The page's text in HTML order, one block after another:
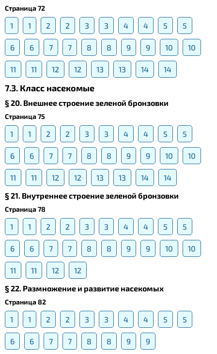
Страница 72
1 1 2 2 3 3 4 4 5 5
6 6 7 7 8 8 9 9 10 10
11 11 12 12 13 13 14 14
7.3. Класс насекомые
§ 20. Внешнее строение зеленой бронзовки
Страница 75
1 1 2 2 3 3 4 4 5 5
6 6 7 7 8 8 9 9 10 10
11 11 12 12 13 13 14
14
§ 21. Внутреннее строение зеленой бронзовки
Страница 78
1 1 2 2 3 3 4 4 5 5
6 6 7 7 8 8 9 9 10 10
11 11 12
12
§ 22. Размножение и развитие насекомых
Страница 82
1 1 2 2 3 3 4 4 5 5
6 6 7 7 8 8 9
9